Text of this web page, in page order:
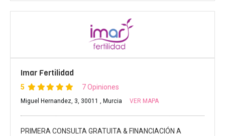
Imar Fertilidad
5 7 Opiniones
Miguel Hernandez, 3, 30011 , Murcia VER MAPA
PRIMERA CONSULTA GRATUITA & FINANCIACIÓN A